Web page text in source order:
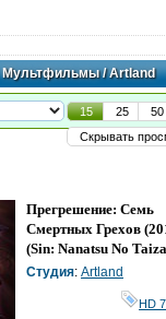
Мультфильмы/ Artland
15 25
50
Скрывать
Прегрешение: Семь
Смертных Грехов
(Sin: Nanatsu No
Студия: Artland
HD